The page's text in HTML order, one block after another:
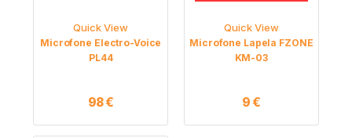
Quick View
Microfone Electro-Voice
PL44
98€
Quick View
Microfone Lapela FZONE
KM-03
9€